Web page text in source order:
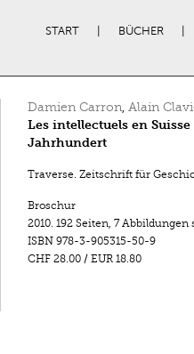
START BÜCHER
Damien Carron, Alain
Les intellectuels en
Jahrhundert
Traverse. Zeitschrift für
Broschur
2010. 192 Seiten, 7 Abbildungen
ISBN 978-3-905315-50-9
CHF 28.00/ EUR 18.80